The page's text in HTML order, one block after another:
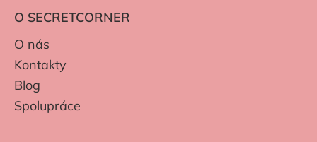
O SECRETCORNER
O nás
Kontakty
Blog
Spolupráce